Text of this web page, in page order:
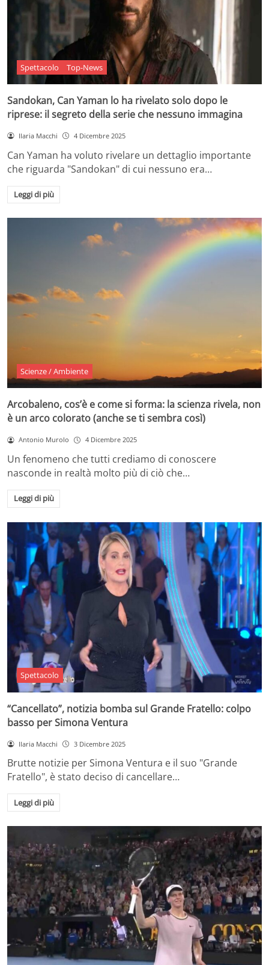
Spettacolo Top-News
Sandokan, Can Yaman lo ha rivelato solo dopo le
riprese: il segreto della serie che nessuno immagina
Ilaria Macchi 4 Dicembre 2025
Can Yaman ha voluto rivelare un dettaglio importante
che riguarda "Sandokan" di cui nessuno era…
Leggi di più
Scienze / Ambiente
Arcobaleno, cos’è e come si forma: la scienza rivela, non
è un arco colorato (anche se ti sembra così)
Antonio Murolo 4 Dicembre 2025
Un fenomeno che tutti crediamo di conoscere
nasconde in realtà molto più di ciò che…
Leggi di più
Spettacolo
“Cancellato”, notizia bomba sul Grande Fratello: colpo
basso per Simona Ventura
Ilaria Macchi 3 Dicembre 2025
Brutte notizie per Simona Ventura e il suo "Grande
Fratello", è stato deciso di cancellare…
Leggi di più